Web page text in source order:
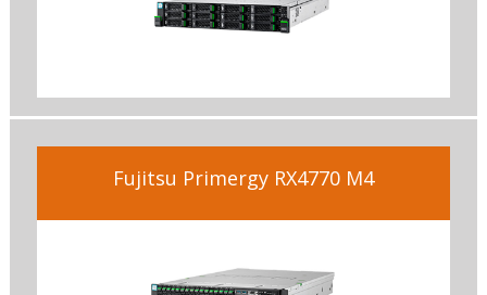
Fujitsu Primergy RX4770 M4